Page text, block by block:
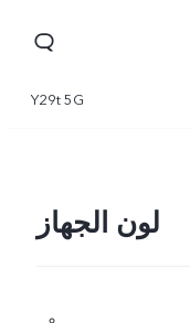
Y29t 5G
لون الجهاز